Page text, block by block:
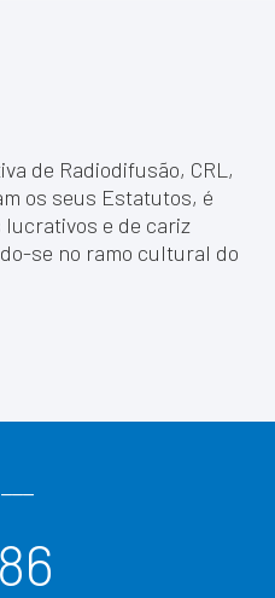
de Radiodifusão, CRL,
os seus Estatutos, é
e de cariz
se no ramo cultural do